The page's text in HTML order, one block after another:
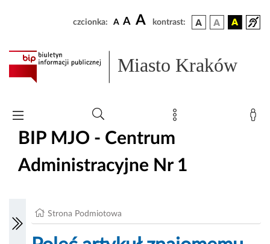
czcionka: A A A kontrast:
Miasto Kraków
BIP MJO - Centrum
Administracyjne Nr 1
Strona Podmiotowa